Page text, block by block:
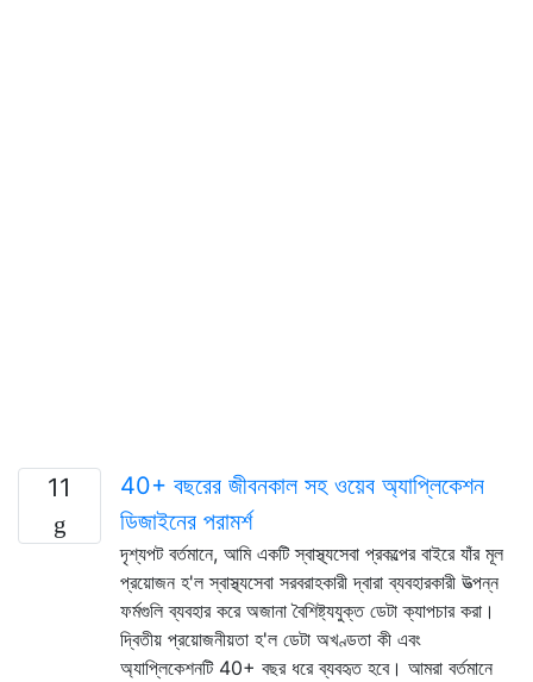
11
40+ বছরের জীবনকাল সহ ওয়েব অ্যাপ্লিকেশন
ডিজাইনের পরামর্শ
দৃশ্যপট বর্তমানে, আমি একটি স্বাস্থ্যসেবা প্রকল্পের বাইরে যাঁর মূল
প্রয়োজন হ'ল স্বাস্থ্যসেবা সরবরাহকারী দ্বারা ব্যবহারকারী উত্পন্ন
ফর্মগুলি ব্যবহার করে অজানা বৈশিষ্ট্যযুক্ত ডেটা ক্যাপচার করা।
দ্বিতীয় প্রয়োজনীয়তা হ'ল ডেটা অখণ্ডতা কী এবং
অ্যাপ্লিকেশনটি 40+ বছর ধরে ব্যবহৃত হবে। আমরা বর্তমানে